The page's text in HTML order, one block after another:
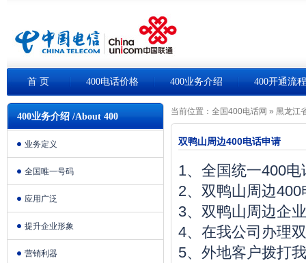
首 页 400电话价格 400业务介绍 400开通流程
400业务介绍 /About 400
业务定义
全国唯一号码
应用广泛
提升企业形象
营销利器
当前位置： 全国400电话网 » 黑龙江
双鸭山周边400电话申请
1、全国统一400
2、双鸭山周边
3、双鸭山周边企
4、在我公司办理
5、外地客户拨打